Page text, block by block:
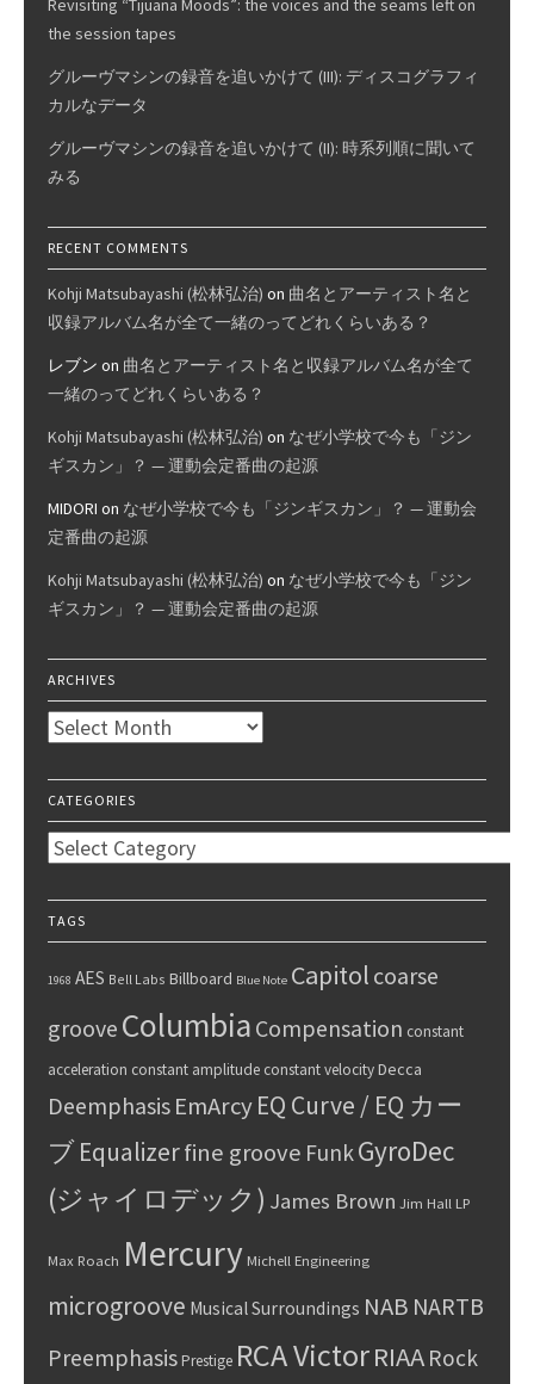
Revisiting “Tijuana Moods”: the voices and the seams left on
the session tapes
グルーヴマシンの録音を追いかけて (III): ディスコグラフィ
カルなデータ
グルーヴマシンの録音を追いかけて (II): 時系列順に聞いて
みる
RECENT COMMENTS
Kohji Matsubayashi (松林弘治) on 曲名とアーティスト名と
収録アルバム名が全て一緒のってどれくらいある？
レブン on 曲名とアーティスト名と収録アルバム名が全て
一緒のってどれくらいある？
Kohji Matsubayashi (松林弘治) on なぜ小学校で今も「ジン
ギスカン」？ — 運動会定番曲の起源
MIDORI on なぜ小学校で今も「ジンギスカン」？ — 運動会
定番曲の起源
Kohji Matsubayashi (松林弘治) on なぜ小学校で今も「ジン
ギスカン」？ — 運動会定番曲の起源
ARCHIVES
Archives
CATEGORIES
Categories
TAGS
1968 AES Bell Labs Billboard Blue Note Capitol coarse
groove Columbia Compensation constant
acceleration constant amplitude constant velocityDecca
Deemphasis EmArcyEQ Curve / EQ カー
ブEqualizerfine groove Funk GyroDec
(ジャイロデック) James Brown Jim Hall LP
Max Roach Mercury Michell Engineering
microgroove Musical Surroundings NAB NARTB
PreemphasisPrestige RCA VictorRIAA Rock